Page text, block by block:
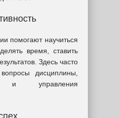
помогают научиться
время, ставить
Здесь часто
дисциплины,
и управления